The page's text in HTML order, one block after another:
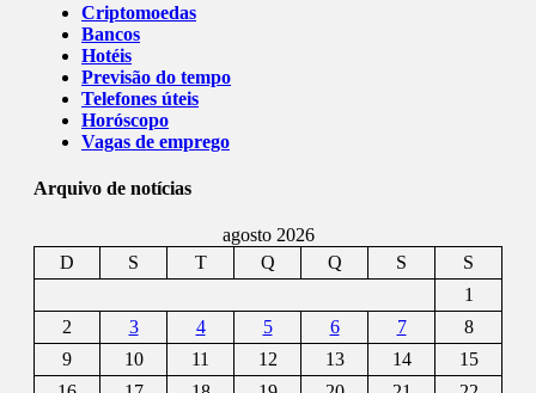
Criptomoedas
Bancos
Hotéis
Previsão do tempo
Telefones úteis
Horóscopo
Vagas de emprego
Arquivo de notícias
agosto 2026
D
S T Q Q S
S
1
2
3 4 5 6 7
8
9
10 11 12 13 14
15